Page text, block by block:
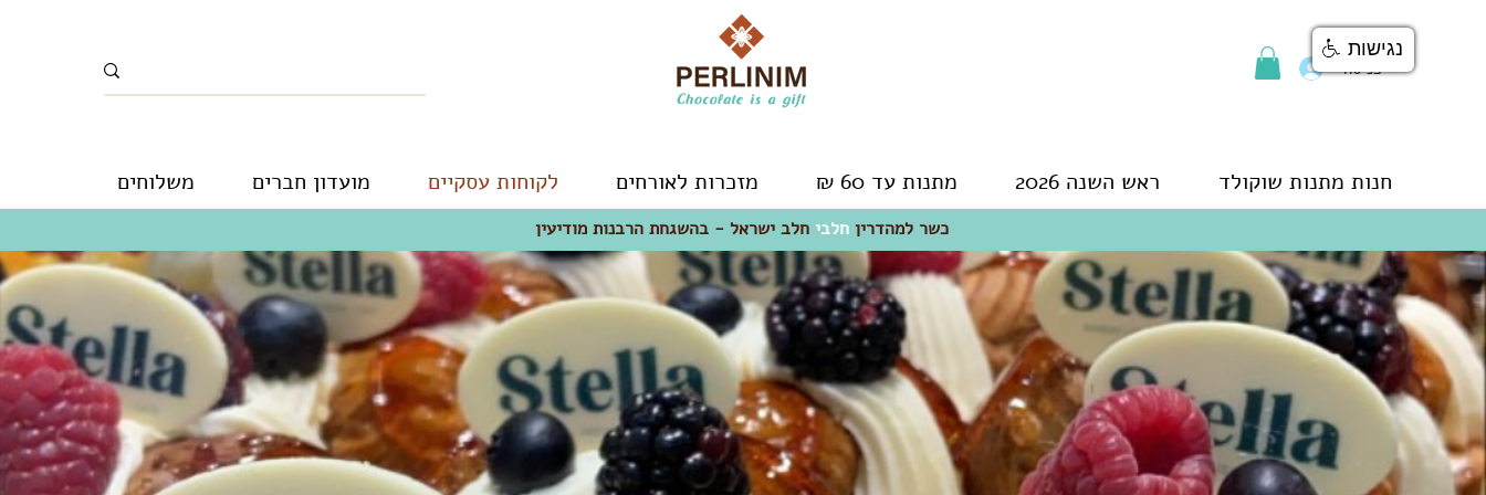
כניסה
חנות מתנות שוקולד ראש השנה 2026 מתנות עד 60 ₪ מזכרות לאורחים לקוחות עסקיים מועדון חברים משלוחים
כשר למהדריןחלבי - חלב ישראל כשר למהדרין חלבי חלב ישראל - בהשגחת הרבנות מודיעין
נגישות